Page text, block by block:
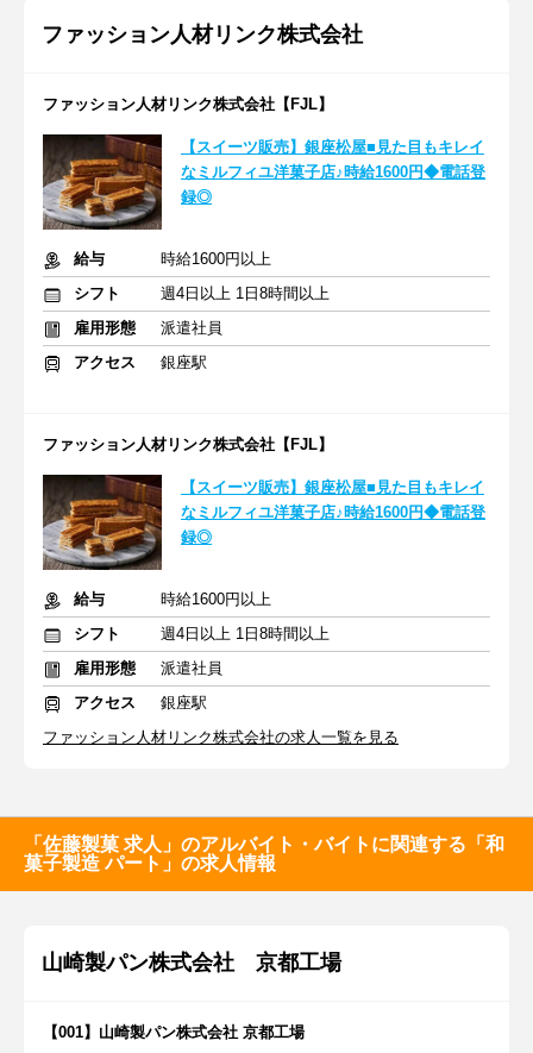
ファッション人材リンク株式会社
ファッション人材リンク株式会社【FJL】
【スイーツ販売】銀座松屋■見た目もキレイ
なミルフィユ洋菓子店♪時給1600円◆電話登
録◎
給与
時給1600円以上
シフト
週4日以上 1日8時間以上
雇用形態
派遣社員
アクセス
銀座駅
ファッション人材リンク株式会社【FJL】
【スイーツ販売】銀座松屋■見た目もキレイ
なミルフィユ洋菓子店♪時給1600円◆電話登
録◎
給与
時給1600円以上
シフト
週4日以上 1日8時間以上
雇用形態
派遣社員
アクセス
銀座駅
ファッション人材リンク株式会社の求人一覧を見る
「佐藤製菓 求人」のアルバイト・バイトに関連する「和
菓子製造 パート」の求人情報
山崎製パン株式会社 京都工場
【001】山崎製パン株式会社 京都工場